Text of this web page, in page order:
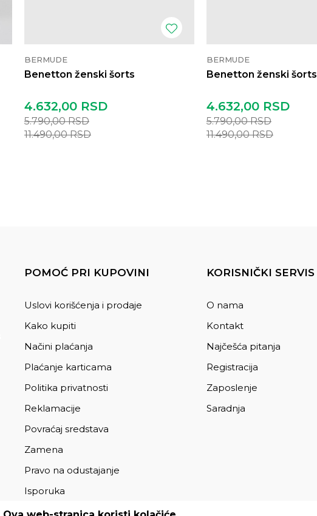
BERMUDE
Benetton ženski šorts
4.632,00 RSD
5.790,00RSD
11.490,00RSD
BERMUDE
Benetton ženski šorts
4.632,00 RSD
5.790,00RSD
11.490,00RSD
POMOĆ PRI KUPOVINI
Uslovi korišćenja i prodaje
Kako kupiti
Načini plaćanja
Plaćanje karticama
Politika privatnosti
Reklamacije
Povraćaj sredstava
Zamena
Pravo na odustajanje
Isporuka
KORISNIČKI SERVIS
O nama
Kontakt
Najčešća pitanja
Registracija
Zaposlenje
Saradnja